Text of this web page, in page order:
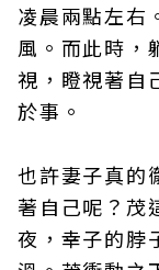
凌晨兩點左右
風。而此時，
視，瞪視著自
於事。
也許妻子真的
著自己呢？茂
夜，幸子的脖